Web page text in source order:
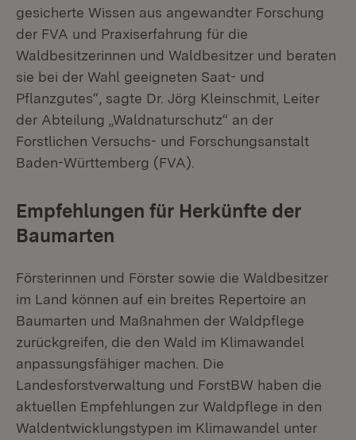
gesicherte Wissen aus angewandter Forschung
der FVA und Praxiserfahrung für die
Waldbesitzerinnen und Waldbesitzer und beraten
sie bei der Wahl geeigneten Saat- und
Pflanzgutes“, sagte Dr. Jörg Kleinschmit, Leiter
der Abteilung „Waldnaturschutz“ an der
Forstlichen Versuchs- und Forschungsanstalt
Baden-Württemberg (FVA).
Empfehlungen für Herkünfte der
Baumarten
Försterinnen und Förster sowie die Waldbesitzer
im Land können auf ein breites Repertoire an
Baumarten und Maßnahmen der Waldpflege
zurückgreifen, die den Wald im Klimawandel
anpassungsfähiger machen. Die
Landesforstverwaltung und ForstBW haben die
aktuellen Empfehlungen zur Waldpflege in den
Waldentwicklungstypen im Klimawandel unter